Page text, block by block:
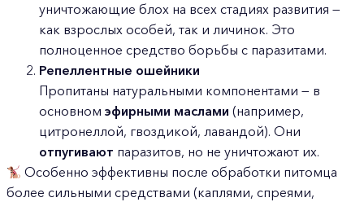
уничтожающие блох на всех стадиях развития —
как взрослых особей, так и личинок. Это
полноценное средство борьбы с паразитами.
Репеллентные ошейники
Пропитаны натуральными компонентами — в
основном эфирными маслами (например,
цитронеллой, гвоздикой, лавандой). Они
отпугивают паразитов, но не уничтожают их.
Особенно эффективны после обработки питомца
более сильными средствами (каплями, спреями,